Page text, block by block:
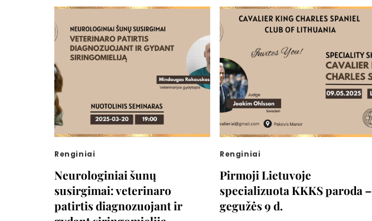
Renginiai
Neurologiniai šunų
susirgimai: veterinaro
patirtis diagnozuojant ir
Renginiai
Pirmoji Lietuvoje
specializuota KKKS paroda –
gegužės 9 d.